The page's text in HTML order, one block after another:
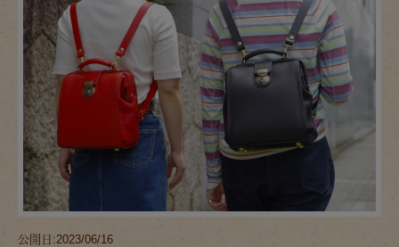
公開日:2023/06/16